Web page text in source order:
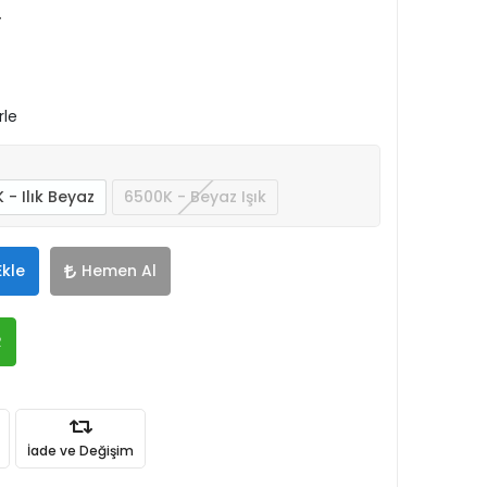
- Ilık Beyaz 6500K - Beyaz Işık
Hemen Al
İade ve Değişim